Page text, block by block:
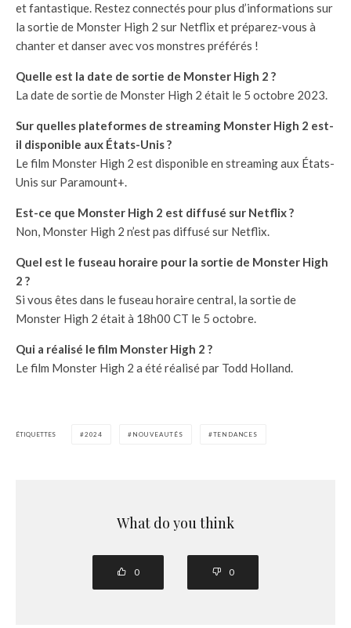
et fantastique. Restez connectés pour plus d’informations sur
la sortie de Monster High 2 sur Netflix et préparez-vous à
chanter et danser avec vos monstres préférés !
Quelle est la date de sortie de Monster High 2 ?
La date de sortie de Monster High 2 était le 5 octobre 2023.
Sur quelles plateformes de streaming Monster High 2 est-
il disponible aux États-Unis ?
Le film Monster High 2 est disponible en streaming aux États-
Unis sur Paramount+.
Est-ce que Monster High 2 est diffusé sur Netflix ?
Non, Monster High 2 n’est pas diffusé sur Netflix.
Quel est le fuseau horaire pour la sortie de Monster High
2 ?
Si vous êtes dans le fuseau horaire central, la sortie de
Monster High 2 était à 18h00 CT le 5 octobre.
Qui a réalisé le film Monster High 2 ?
Le film Monster High 2 a été réalisé par Todd Holland.
ÉTIQUETTES 2024 NOUVEAUTÉS TENDANCES
What do you think
0 0